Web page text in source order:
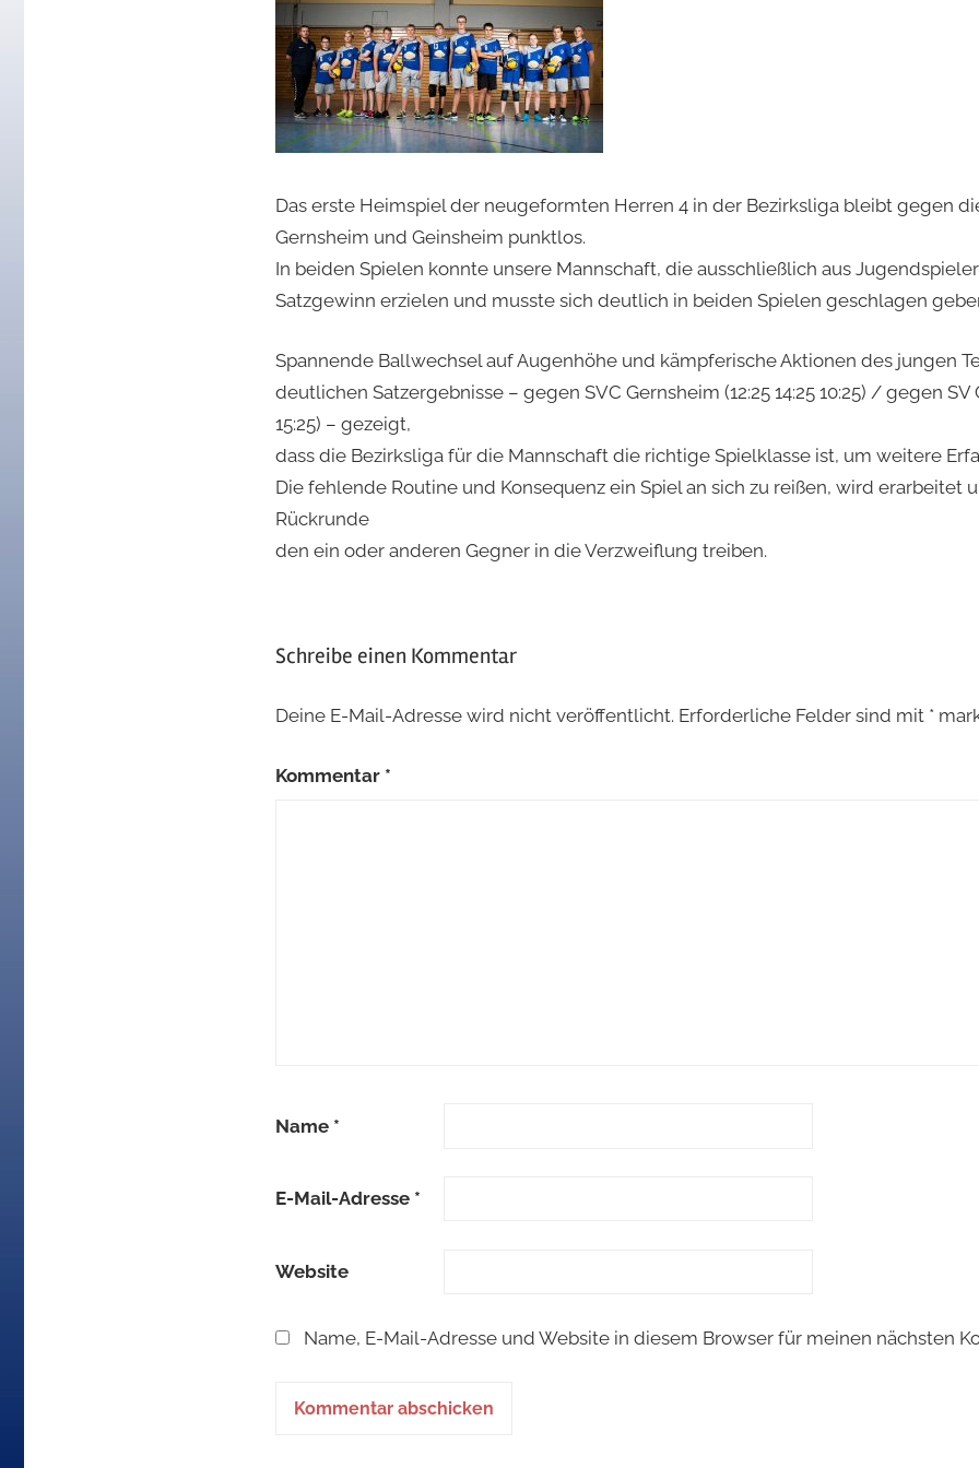
2019
Das erste Heimspiel der neugeformten Herren 4 in der Bezirksliga bleibt gegen
Gernsheim und Geinsheim punktlos.
In beiden Spielen konnte unsere Mannschaft, die ausschließlich aus
Satzgewinn erzielen und musste sich deutlich in beiden Spielen geschlagen
Spannende Ballwechsel auf Augenhöhe und kämpferische Aktionen des jungen
deutlichen Satzergebnisse – gegen SVC Gernsheim (12:25 14:25 10:25) / gegen SV
15:25) – gezeigt,
dass die Bezirksliga für die Mannschaft die richtige Spielklasse ist, um weitere
Die fehlende Routine und Konsequenz ein Spiel an sich zu reißen, wird erarbeitet
Rückrunde
den ein oder anderen Gegner in die Verzweiflung treiben.
Schreibe einen Kommentar
Deine E-Mail-Adresse wird nicht veröffentlicht. Erforderliche Felder sind mit *
Kommentar *
Name *
E-Mail-Adresse *
Website
Name, E-Mail-Adresse und Website in diesem Browser für meinen nächsten